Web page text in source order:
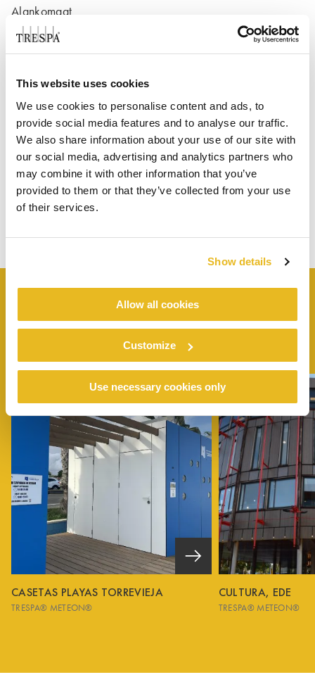
This website uses cookies
We use cookies to personalise content and ads, to
provide social media features and to analyse our traffic.
We also share information about your use of our site with
our social media, advertising and analytics partners who
may combine it with other information that you’ve
provided to them or that they’ve collected from your use
of their services.
Show details
Allow all cookies
Customize
Use necessary cookies only
Alankomaat
SAMANKALTAISIA
CASETAS PLAYAS TORREVIEJA
TRESPA® METEON®
CULTURA, EDE
TRESPA® METEON®